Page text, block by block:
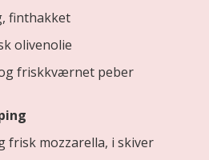
finthakket
olivenolie
friskkværnet peber
frisk mozzarella, i skiver